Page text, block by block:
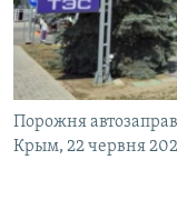
Порожня
Крым, 22 червня